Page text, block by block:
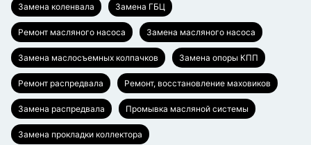
Замена коленвала Замена ГБЦ
Ремонт масляного насоса Замена масляного насоса
Замена маслосъемных колпачков Замена опоры КПП
Ремонт распредвала Ремонт, восстановление маховиков
Замена распредвала Промывка масляной системы
Замена прокладки коллектора